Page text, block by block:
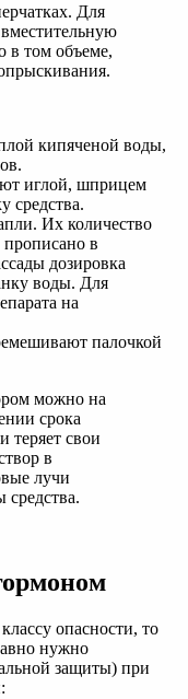
Для
в том объеме,
кипяченой воды,
иглой, шприцем
средства.
Их количество
прописано в
дозировка
воды. Для
на
палочкой
можно на
срока
теряет свои
в
лучи
опасности, то
нужно
защиты) при